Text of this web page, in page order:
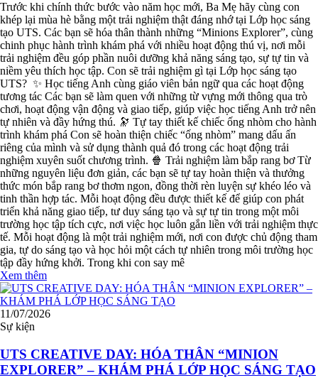
Trước khi chính thức bước vào năm học mới, Ba Mẹ hãy cùng con
khép lại mùa hè bằng một trải nghiệm thật đáng nhớ tại Lớp học sáng
tạo UTS. Các bạn sẽ hóa thân thành những “Minions Explorer”, cùng
chinh phục hành trình khám phá với nhiều hoạt động thú vị, nơi mỗi
trải nghiệm đều góp phần nuôi dưỡng khả năng sáng tạo, sự tự tin và
niềm yêu thích học tập. Con sẽ trải nghiệm gì tại Lớp học sáng tạo
UTS? ✨ Học tiếng Anh cùng giáo viên bản ngữ qua các hoạt động
tương tác Các bạn sẽ làm quen với những từ vựng mới thông qua trò
chơi, hoạt động vận động và giao tiếp, giúp việc học tiếng Anh trở nên
tự nhiên và đầy hứng thú. 🔭 Tự tay thiết kế chiếc ống nhòm cho hành
trình khám phá Con sẽ hoàn thiện chiếc “ống nhòm” mang dấu ấn
riêng của mình và sử dụng thành quả đó trong các hoạt động trải
nghiệm xuyên suốt chương trình. 🍿 Trải nghiệm làm bắp rang bơ Từ
những nguyên liệu đơn giản, các bạn sẽ tự tay hoàn thiện và thưởng
thức món bắp rang bơ thơm ngon, đồng thời rèn luyện sự khéo léo và
tinh thần hợp tác. Mỗi hoạt động đều được thiết kế để giúp con phát
triển khả năng giao tiếp, tư duy sáng tạo và sự tự tin trong một môi
trường học tập tích cực, nơi việc học luôn gắn liền với trải nghiệm thực
tế. Mỗi hoạt động là một trải nghiệm mới, nơi con được chủ động tham
gia, tự do sáng tạo và học hỏi một cách tự nhiên trong môi trường học
tập đầy hứng khởi. Trong khi con say mê
Xem thêm
11/07/2026
Sự kiện
UTS CREATIVE DAY: HÓA THÂN “MINION
EXPLORER” – KHÁM PHÁ LỚP HỌC SÁNG TẠO